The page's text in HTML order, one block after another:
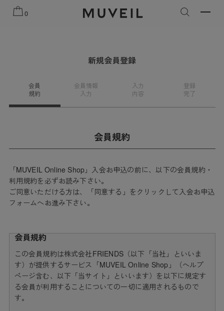
らせ 2026 AUTUMN WINTER COLLECTION 2026
0
新規会員登録
会員
規約
会員情報
入力
入力
内容
登録
完了
会員規約
「MUVEIL Online Shop」入会お申込の前に、以下の会員規約・
利用規約を必ずお読み下さい。
ご同意いただける方は、「同意する」をクリックして入会お申込
フォームへお進み下さい。
会員規約
この会員規約は株式会社FRIENDS（以下「当社」といいま
す）が提供するサービス「MUVEIL Online Shop」（ヘルプ
ページ含む、以下「当サイト」といいます）を以下に規定す
る会員が利用することについての一切に適用されるもので
す。